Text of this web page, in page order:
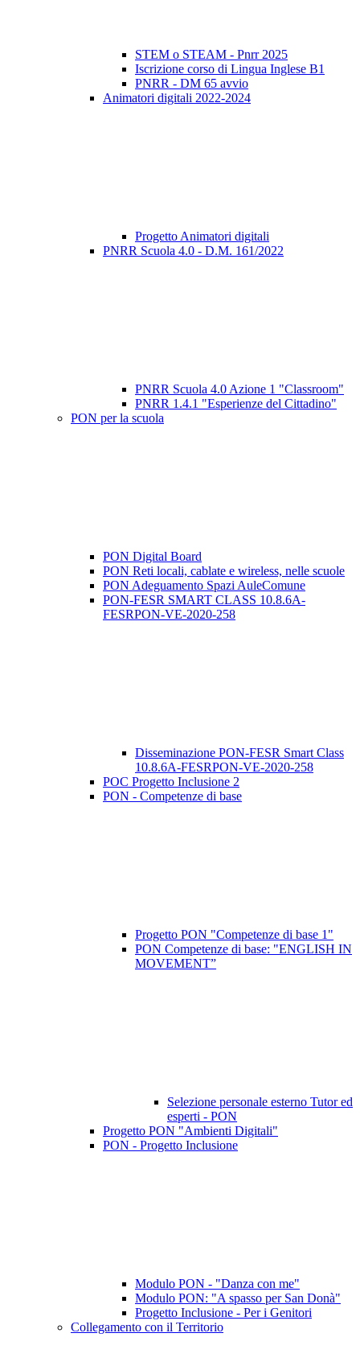
STEM o STEAM - Pnrr 2025
Iscrizione corso di Lingua Inglese B1
PNRR - DM 65 avvio
Animatori digitali 2022-2024
Progetto Animatori digitali
PNRR Scuola 4.0 - D.M. 161/2022
PNRR Scuola 4.0 Azione 1 "Classroom"
PNRR 1.4.1 "Esperienze del Cittadino"
PON per la scuola
PON Digital Board
PON Reti locali, cablate e wireless, nelle scuole
PON Adeguamento Spazi AuleComune
PON-FESR SMART CLASS 10.8.6A-
FESRPON-VE-2020-258
Disseminazione PON-FESR Smart Class
10.8.6A-FESRPON-VE-2020-258
POC Progetto Inclusione 2
PON - Competenze di base
Progetto PON "Competenze di base 1"
PON Competenze di base: "ENGLISH IN
MOVEMENT”
Selezione personale esterno Tutor ed
esperti - PON
Progetto PON "Ambienti Digitali"
PON - Progetto Inclusione
Modulo PON - "Danza con me"
Modulo PON: "A spasso per San Donà"
Progetto Inclusione - Per i Genitori
Collegamento con il Territorio